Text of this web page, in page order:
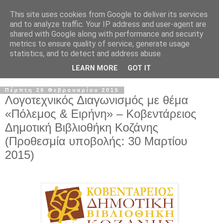
Πέμπτη 26 Φεβρουαρίου 2015
Λογοτεχνικός Διαγωνισμός με θέμα
«Πόλεμος & Ειρήνη» – Κοβεντάρειος
Δημοτική Βιβλιοθήκη Κοζάνης
(Προθεσμία υποβολής: 30 Μαρτίου
2015)
This site uses cookies from Google to deliver its services
and to analyze traffic. Your IP address and user-agent are
shared with Google along with performance and security
metrics to ensure quality of service, generate usage
statistics, and to detect and address abuse.
LEARN MORE GOT IT